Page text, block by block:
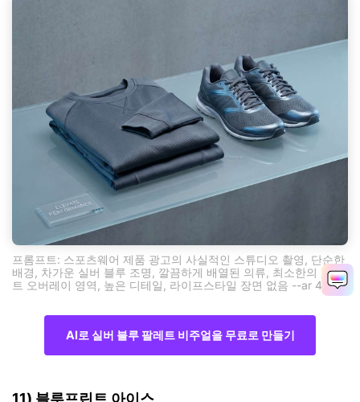
프롬프트: 스포츠웨어 제품 광고의 사실적인 스튜디오 촬영, 단순한
배경, 차가운 실버 블루 조명, 깔끔하게 배열된 의류, 최소한의 텍스
트 오버레이 영역, 높은 디테일, 라이프스타일 장면 없음 --ar 4:3
AI로 실버 블루 팔레트 비주얼을 무료로 만들기
11) 블루프린트 아이스